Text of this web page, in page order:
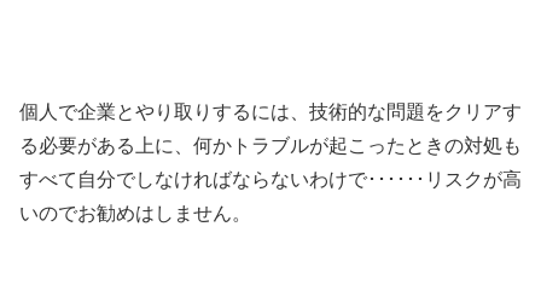
個人で企業とやり取りするには、技術的な問題をクリアす
る必要がある上に、何かトラブルが起こったときの対処も
すべて自分でしなければならないわけで･･････リスクが高
いのでお勧めはしません。